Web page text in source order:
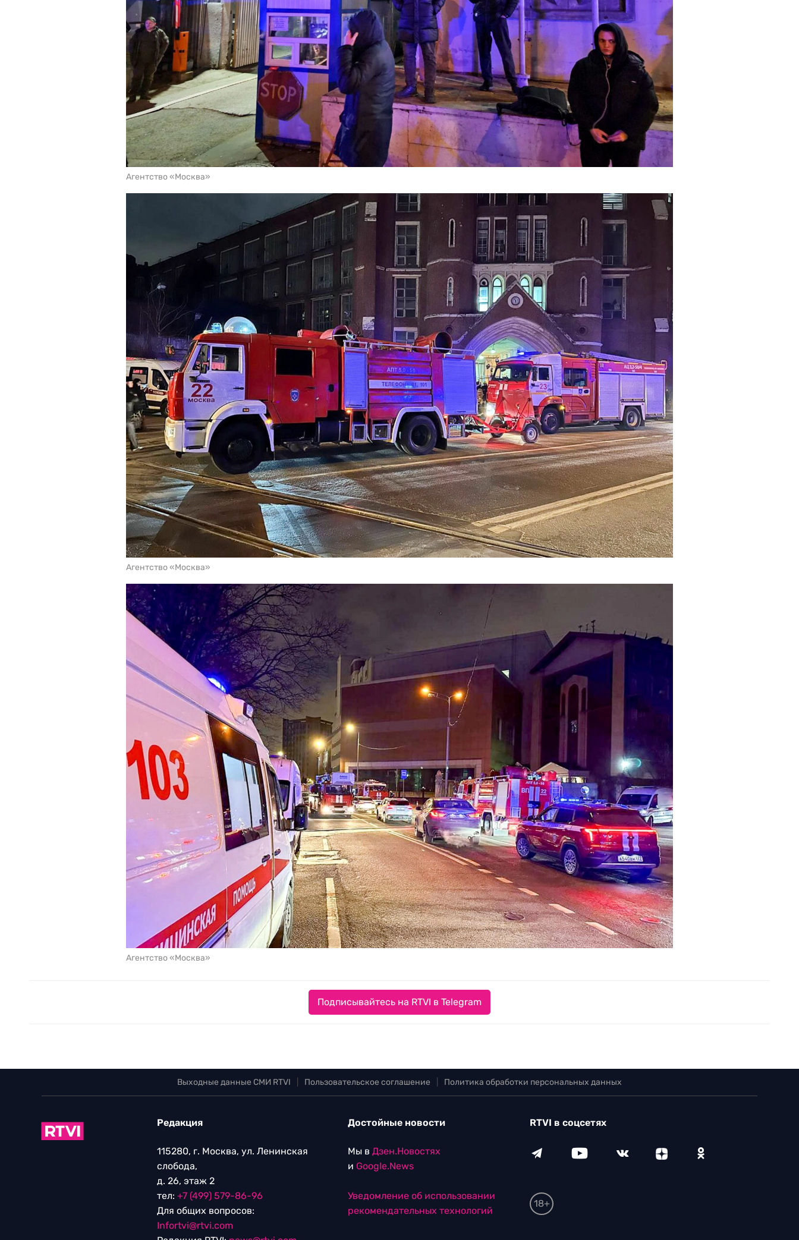
Агентство «Москва»
Агентство «Москва»
Агентство «Москва»
Подписывайтесь на RTVI в Telegram
Выходные данные СМИ RTVI Пользовательское соглашение Политика обработки персональных данных
Редакция
115280, г. Москва, ул. Ленинская
слобода,
д. 26, этаж 2
тел: +7 (499) 579-86-96
Для общих вопросов:
Infortvi@rtvi.com
Достойные новости
Мы в Дзен.Новостях
и Google.News
Уведомление об использовании
рекомендательных технологий
RTVI в соцсетях
18+